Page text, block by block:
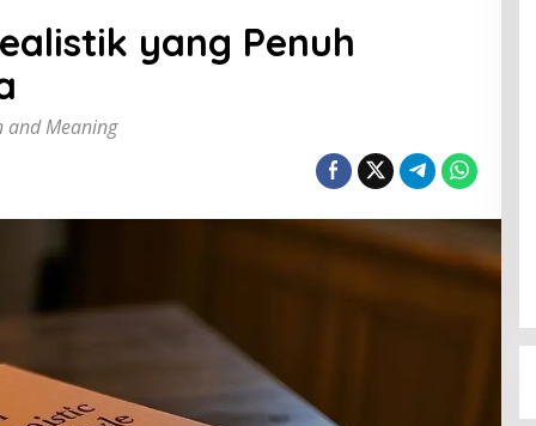
yang Penuh
and Meaning